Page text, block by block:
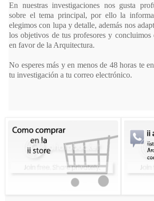
En nuestras investigaciones nos gusta
sobre el tema principal, por ello la
elegimos con lupa y detalle, además nos
los objetivos de tus profesores y concluimos
en favor de la Arquitectura.
No esperes más y en menos de 48 horas te
tu investigación a tu correo electrónico.